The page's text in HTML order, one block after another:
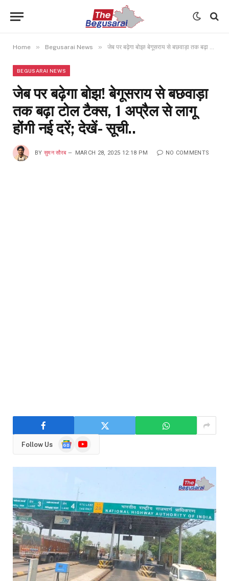
Home » Begusarai News » जेब पर बढ़ेगा बोझ! बेगूसराय से बछवाड़ा तक बढ़ा टोल टैक्स, 1 अप्रैल से लागू होंगी नई दरें; देखें- सूची..
BEGUSARAI NEWS
जेब पर बढ़ेगा बोझ! बेगूसराय से बछवाड़ा
तक बढ़ा टोल टैक्स, 1 अप्रैल से लागू
होंगी नई दरें; देखें- सूची..
BY सुमन सौरब MARCH 28, 2025 12:18 PM NO COMMENTS
Follow Us
GoogleYouTube